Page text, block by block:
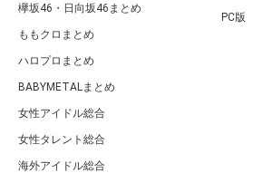
欅坂46・日向坂46まとめ
ももクロまとめ
ハロプロまとめ
BABYMETALまとめ
女性アイドル総合
女性タレント総合
海外アイドル総合
PC版